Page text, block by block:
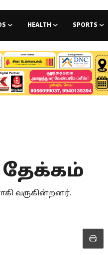
HEALTH SPORTS
வருகின்றனர்.